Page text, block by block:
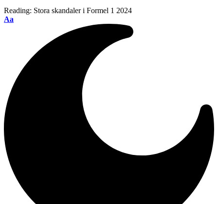
Reading: Stora skandaler i Formel 1 2024
Aa